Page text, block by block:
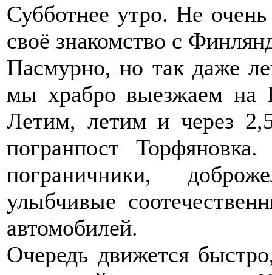
Субботнее утро. Не
своё знакомство с
Пасмурно, но так даже
мы храбро выезжаем на
Летим, летим и через
погранпост
пограничники,
улыбчивые
автомобилей.
Очередь движется